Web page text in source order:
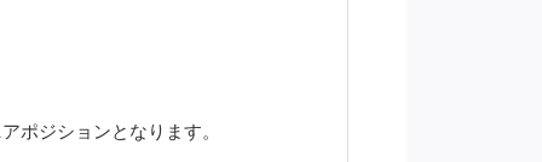
ポジションとなります。